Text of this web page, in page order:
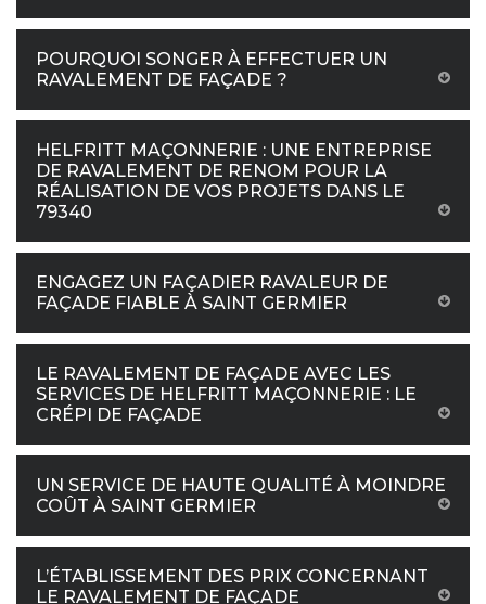
POURQUOI SONGER À EFFECTUER UN
RAVALEMENT DE FAÇADE ?
HELFRITT MAÇONNERIE : UNE ENTREPRISE
DE RAVALEMENT DE RENOM POUR LA
RÉALISATION DE VOS PROJETS DANS LE
79340
ENGAGEZ UN FAÇADIER RAVALEUR DE
FAÇADE FIABLE À SAINT GERMIER
LE RAVALEMENT DE FAÇADE AVEC LES
SERVICES DE HELFRITT MAÇONNERIE : LE
CRÉPI DE FAÇADE
UN SERVICE DE HAUTE QUALITÉ À MOINDRE
COÛT À SAINT GERMIER
L’ÉTABLISSEMENT DES PRIX CONCERNANT
LE RAVALEMENT DE FAÇADE